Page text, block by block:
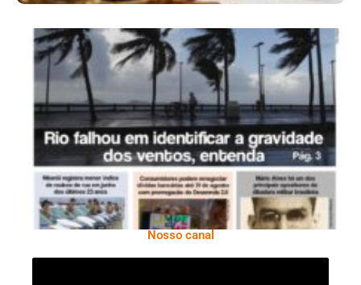
Ano X – Número 366 01 A 07 De Agosto De
2026
Nosso canal